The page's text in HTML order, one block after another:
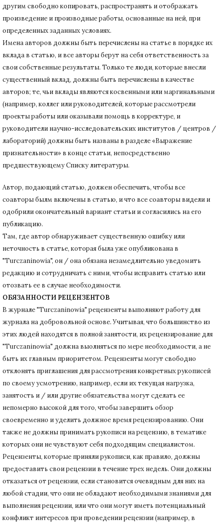
другим свободно копировать, распространять и отображать
произведение и производные работы, основанные на ней, при
определенных заданных условиях.
Имена авторов должны быть перечислены на статье в порядке их
вклада в статью, и все авторы берут на себя ответственность за
свои собственные результаты. Только те люди, которые внесли
существенный вклад, должны быть перечислены в качестве
авторов; те, чьи вклады являются косвенными или маргинальными
(например, коллег или руководителей, которые рассмотрели
проекты работы или оказывали помощь в корректуре, и
руководители научно-исследовательских институтов / центров /
лабораторий) должны быть названы в разделе «Выражение
признательности» в конце статьи, непосредственно
предшествующему Списку литературы.
Автор, подающий статью, должен обеспечить, чтобы все
соавторы былм включены в статью, и что все соавторы видели и
одобрили окончательный вариант статьи и согласились на его
публикацию.
Там, где автор обнаруживает существенную ошибку или
неточность в статье, которая была уже опубликована в
"Turczaninowia", он / она обязана незамедлительно уведомить
редакцию и сотрудничать с ними, чтобы исправить статью или
отозвать ее в случае необходимости.
ОБЯЗАННОСТИ РЕЦЕНЗЕНТОВ
В журнале "Turczaninowia" рецензенты выполняют работу для
журнала на добровольной основе.Учитывая, что большинство из
этих людей находятся в полной занятости, их рецензирование для
"Turczaninowia" должна выолняться по мере необходимости, а не
быть их главным приоритетом. Рецензенты могут свободно
отклонять приглашения для рассмотрения конкретных рукописей
по своему усмотрению, например, если их текущая нагрузка,
занятость и / или другие обязательства могут сделать ее
непомерно высокой для того, чтобы завершить обзор
своевременно и уделить должное время рецензированию. Они
также не должны принимать рукописи на рецензию, в тематике
которых они не чувствуют себя подходящим специалистом.
Рецензенты, которые приняли рукописи, как правило, должны
предоставить свои рецензии в течение трех недель. Они должны
отказаться от рецензии, если становится очевидным для них на
любой стадии, что они не обладают необходимыми знаниями для
выполнения рецензии, или что они могут иметь потенциальный
конфликт интересов при проведении рецензии (например, в